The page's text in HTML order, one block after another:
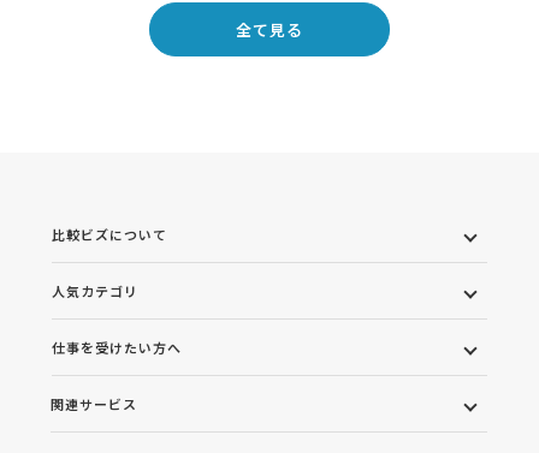
全て見る
比較ビズについて
人気カテゴリ
仕事を受けたい方へ
関連サービス